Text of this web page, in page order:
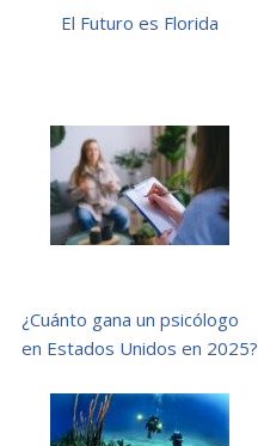
El Futuro es Florida
¿Cuánto gana un psicólogo
en Estados Unidos en 2025?